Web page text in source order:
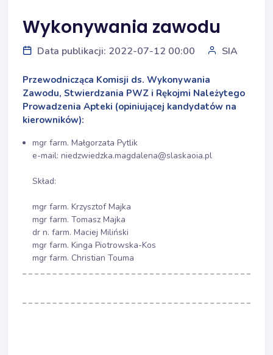
Wykonywania zawodu
Data publikacji: 2022-07-12 00:00 SIA
Przewodnicząca Komisji ds. Wykonywania
Zawodu, Stwierdzania PWZ i Rękojmi Należytego
Prowadzenia Apteki (opiniującej kandydatów na
kierowników):
mgr farm. Małgorzata Pytlik
e-mail: niedzwiedzka.magdalena@slaskaoia.pl
Skład:
mgr farm. Krzysztof Majka
mgr farm. Tomasz Majka
dr n. farm. Maciej Miliński
mgr farm. Kinga Piotrowska-Kos
mgr farm. Christian Touma